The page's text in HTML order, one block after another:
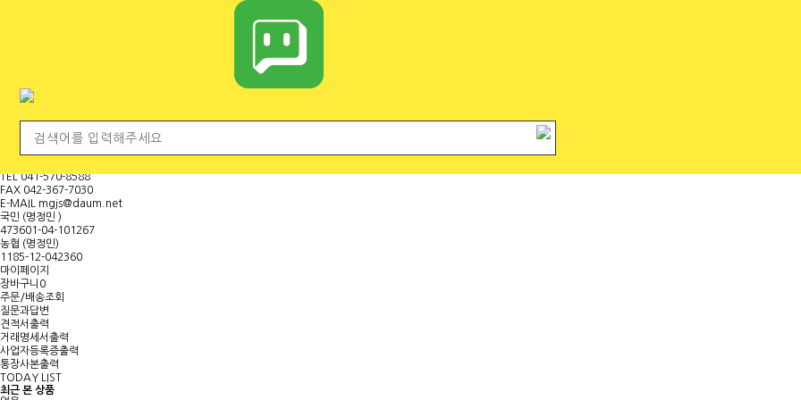
TEL 041-570-8588
FAX 042-367-7030
E-MAIL
mgjs@daum.net
국민 (명정민 )
473601-04-101267
농협 (명정민)
1185-12-042360
마이페이지
장바구니 0
주문/배송조회
질문과답변
견적서출력
거래명세서출력
사업자등록증출력
통장사본출력
TODAY LIST
최근 본 상품